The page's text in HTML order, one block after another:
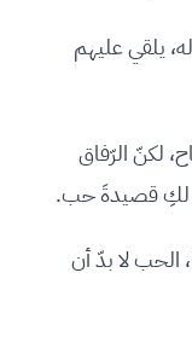
يلقي عليهم
لكنّ الرّفاق
لكِ قصيدةَ حب.
الحب لا بدّ أن